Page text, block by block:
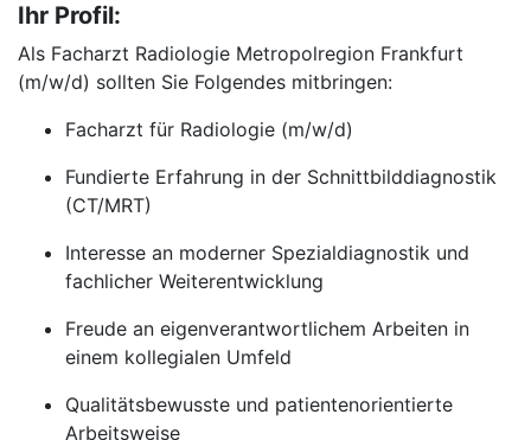
Ihr Profil:
Als Facharzt Radiologie Metropolregion Frankfurt
(m/w/d) sollten Sie Folgendes mitbringen:
Facharzt für Radiologie (m/w/d)
Fundierte Erfahrung in der Schnittbilddiagnostik
(CT/MRT)
Interesse an moderner Spezialdiagnostik und
fachlicher Weiterentwicklung
Freude an eigenverantwortlichem Arbeiten in
einem kollegialen Umfeld
Qualitätsbewusste und patientenorientierte
Arbeitsweise